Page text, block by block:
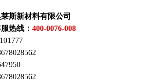
斯新材料有限公司
热线： 400-0076-008